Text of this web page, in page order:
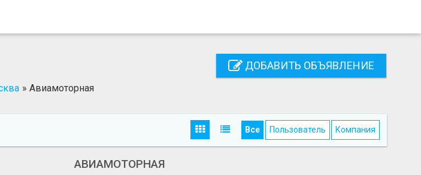
ДОБАВИТЬ ОБЪЯВЛЕНИЕ
» Авиамоторная
Все Пользователь Компания
АВИАМОТОРНАЯ